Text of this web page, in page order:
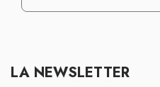
LA NEWSLETTER